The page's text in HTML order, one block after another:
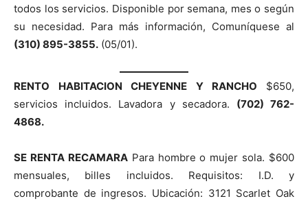
todos los servicios. Disponible por semana, mes o según
su necesidad. Para más información, Comuníquese al
(310) 895-3855. (05/01).
RENTO HABITACION CHEYENNE Y RANCHO $650,
servicios incluidos. Lavadora y secadora. (702) 762-
4868.
SE RENTA RECAMARAPara hombre o mujer sola. $600
mensuales, billes incluidos. Requisitos: I.D. y
comprobante de ingresos. Ubicación: 3121 Scarlet Oak